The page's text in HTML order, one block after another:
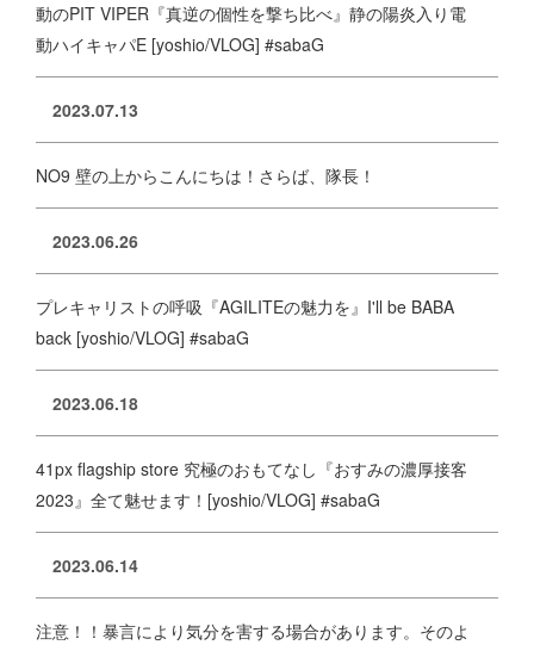
動のPIT VIPER『真逆の個性を撃ち比べ』静の陽炎入り電
動ハイキャパE [yoshio/VLOG] #sabaG
2023.07.13
NO9 壁の上からこんにちは！さらば、隊長！
2023.06.26
プレキャリストの呼吸『AGILITEの魅力を』I'll be BABA
back [yoshio/VLOG] #sabaG
2023.06.18
41px flagship store 究極のおもてなし『おすみの濃厚接客
2023』全て魅せます！[yoshio/VLOG] #sabaG
2023.06.14
注意！！暴言により気分を害する場合があります。そのよ